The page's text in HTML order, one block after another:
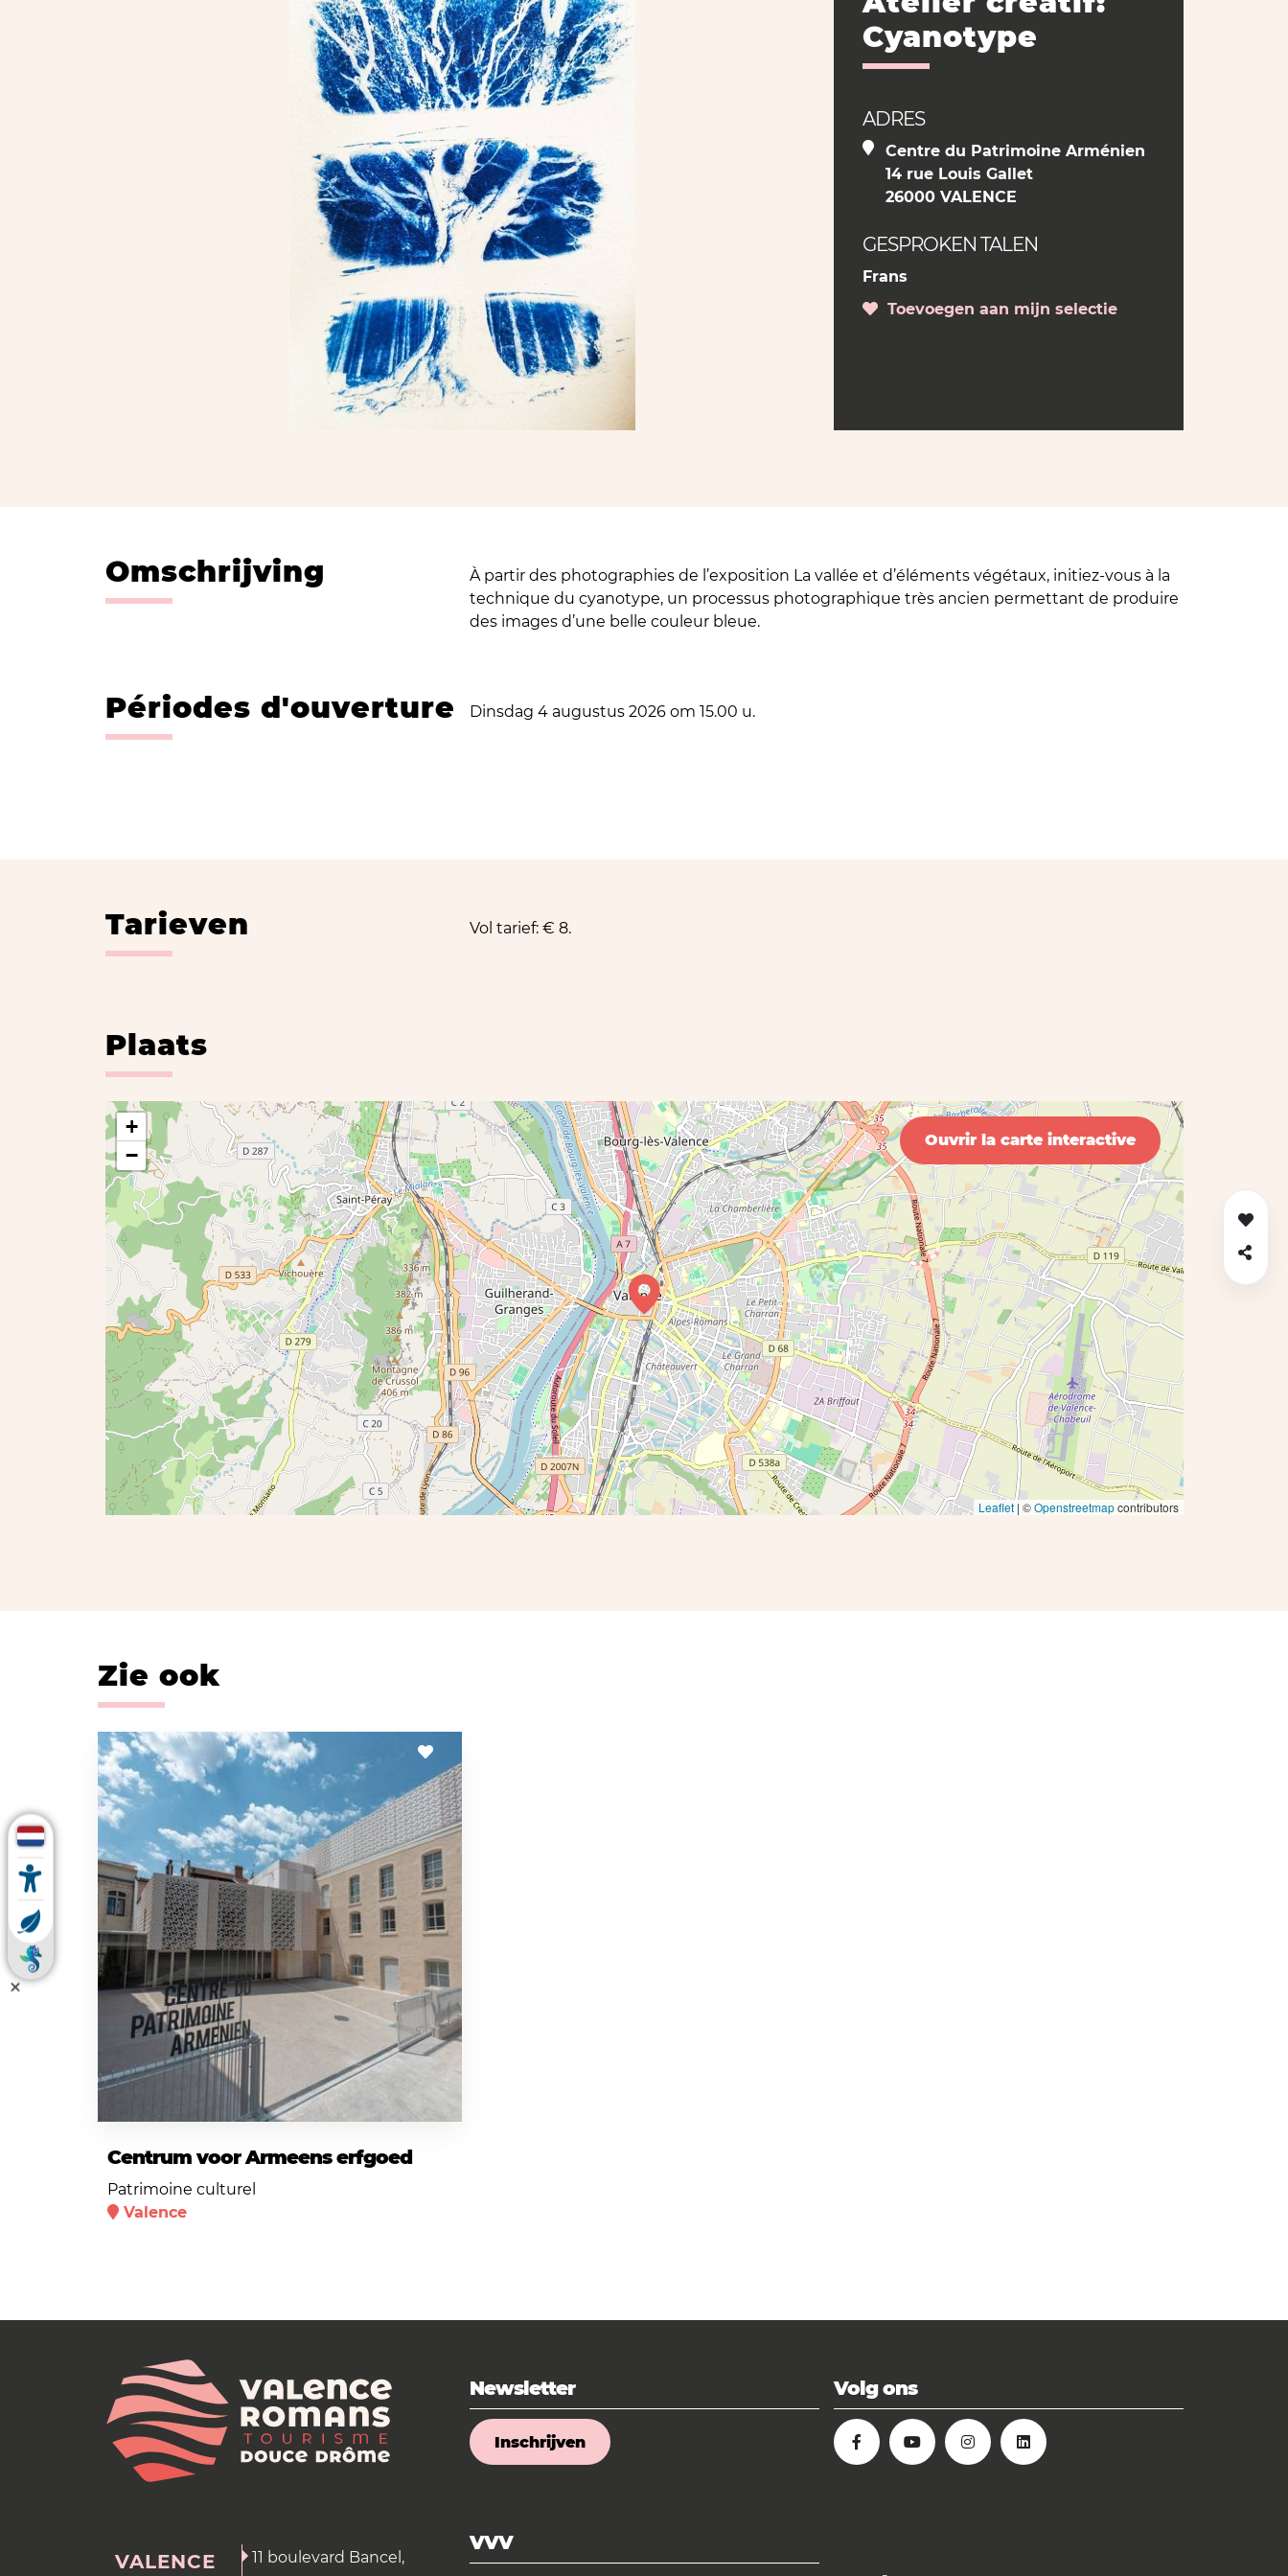
Cyanotype
ADRES
Centre du Patrimoine Arménien
14 rue Louis Gallet
26000 VALENCE
GESPROKEN TALEN
Frans
Toevoegen aan mijn selectie
Omschrijving
À partir des photographies de l’exposition La vallée et d’éléments végétaux, initiez-vous à la
technique du cyanotype, un processus photographique très ancien permettant de produire
des images d’une belle couleur bleue.
Périodes d'ouverture Dinsdag 4 augustus 2026 om 15.00 u.
Tarieven Vol tarief: € 8.
Plaats
Ouvrir la carte interactive
+
−
Leaflet| ©Openstreetmapcontributors
Zie ook
Centrum voor Armeens erfgoed
Patrimoine culturel
Valence
Newsletter
Inschrijven
Volg ons
VALENCE
11 boulevard Bancel,
VVV